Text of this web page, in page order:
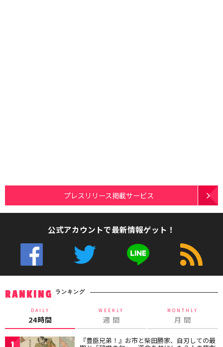
プレスリリース掲載サービス
公式アカウントで最新情報ゲット！
RANKING ランキング
DAILY
24時間
WEEKLY
週 間
MONTHLY
月 間
『豊臣兄弟！』お市と柴田勝家、自刃しての最